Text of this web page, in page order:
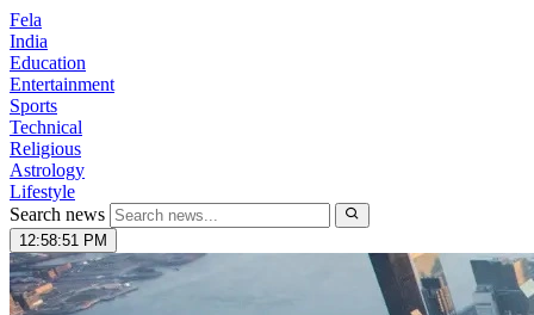
Fela
India
Education
Entertainment
Sports
Technical
Religious
Astrology
Lifestyle
Search news
12:58:52 PM